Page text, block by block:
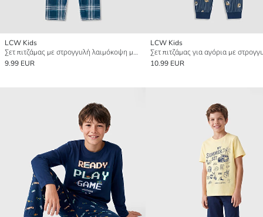
LCW Kids
Σετ πιτζάμας με στρογγυλή λαιμόκοψη με εκτύπωση για αγόρια
9.99 EUR
LCW Kids
10.99 EUR